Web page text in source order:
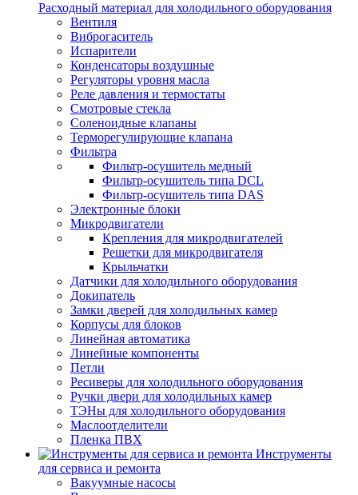
Расходный материал для холодильного оборудования
Вентиля
Виброгаситель
Испарители
Конденсаторы воздушные
Регуляторы уровня масла
Реле давления и термостаты
Смотровые стекла
Соленоидные клапаны
Терморегулирующие клапана
Фильтра
Фильтр-осушитель медный
Фильтр-осушитель типа DCL
Фильтр-осушитель типа DAS
Электронные блоки
Микродвигатели
Крепления для микродвигателей
Решетки для микродвигателя
Крыльчатки
Датчики для холодильного оборудования
Докипатель
Замки дверей для холодильных камер
Корпусы для блоков
Линейная автоматика
Линейные компоненты
Петли
Ресиверы для холодильного оборудования
Ручки двери для холодильных камер
ТЭНы для холодильного оборудования
Маслоотделители
Пленка ПВХ
Инструменты
для сервиса и ремонта
Вакуумные насосы